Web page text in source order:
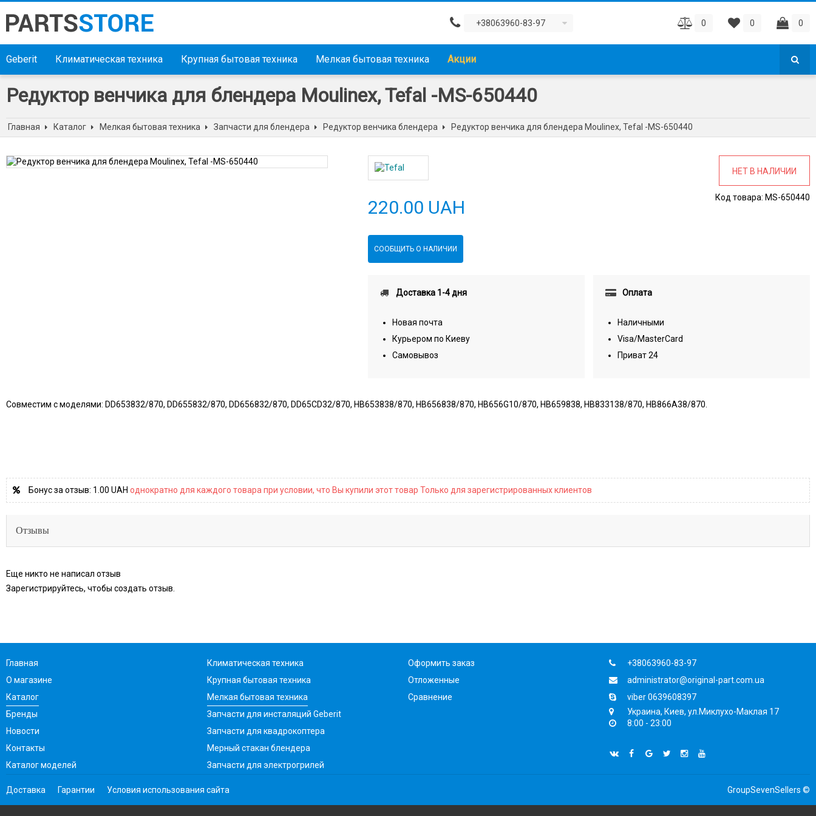
+38063960-83-97 0 0 0
Geberit Климатическая техника Крупная бытовая техника Мелкая бытовая техника Акции
Редуктор венчика для блендера Moulinex, Tefal -MS-650440
Главная Каталог Мелкая бытовая техника Запчасти для блендера Редуктор венчика блендера Редуктор венчика для блендера Moulinex, Tefal -MS-650440
НЕТ В НАЛИЧИИ
Код товара: MS-650440
220.00 UAH
СООБЩИТЬ О НАЛИЧИИ
Доставка 1-4 дня
Новая почта
Курьером по Киеву
Самовывоз
Оплата
Наличными
Visa/MasterCard
Приват 24
Совместим с моделями: DD653832/870, DD655832/870, DD656832/870, DD65CD32/870, HB653838/870, HB656838/870, HB656G10/870, HB659838, HB833138/870, HB866A38/870.
Бонус за отзыв: 1.00 UAH однократно для каждого товара при условии, что Вы купили этот товар Только для зарегистрированных клиентов
Отзывы
Еще никто не написал отзыв
Зарегистрируйтесь, чтобы создать отзыв.
Главная
О магазине
Каталог
Бренды
Новости
Контакты
Каталог моделей
Климатическая техника
Крупная бытовая техника
Мелкая бытовая техника
Запчасти для инсталяций Geberit
Запчасти для квадрокоптера
Мерный стакан блендера
Запчасти для электрогрилей
Оформить заказ
Отложенные
Сравнение
+38063960-83-97
administrator@original-part.com.ua
viber 0639608397
Украина, Киев, ул.Миклухо-Маклая 17
8:00 - 23:00
Доставка Гарантии Условия использования сайта GroupSevenSellers ©